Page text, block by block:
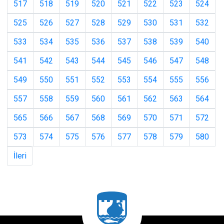
517 518 519 520 521 522 523
524
525
526 527 528 529 530 531
532
533
534 535 536 537 538 539
540
541
542 543 544 545 546 547
548
549
550 551 552 553 554 555
556
557
558 559 560 561 562 563
564
565
566 567 568 569 570 571
572
573
574 575 576 577 578 579
580
İleri